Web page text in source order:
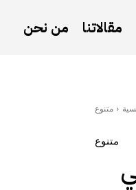
مقالاتنا من نحن
متنوع
متنوع